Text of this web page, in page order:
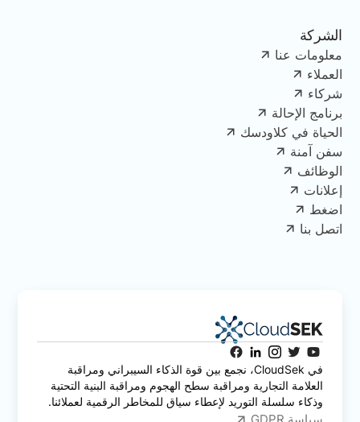
الشركة
معلومات عنا
العملاء
شركاء
برنامج الإحالة
الحياة في كلاودسك
سفن آمنة
الوظائف
إعلانات
اضغط
اتصل بنا
في CloudSek، نجمع بين قوة الذكاء السيبراني ومراقبة
العلامة التجارية ومراقبة سطح الهجوم ومراقبة البنية التحتية
وذكاء سلسلة التوريد لإعطاء سياق للمخاطر الرقمية لعملائنا.